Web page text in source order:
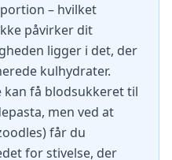
– hvilket
påvirker dit
ligger i det, der
kulhydrater.
få blodsukkeret til
men ved at
får du
for stivelse, der